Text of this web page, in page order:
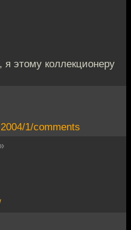
этому коллекционеру
1/comments
»